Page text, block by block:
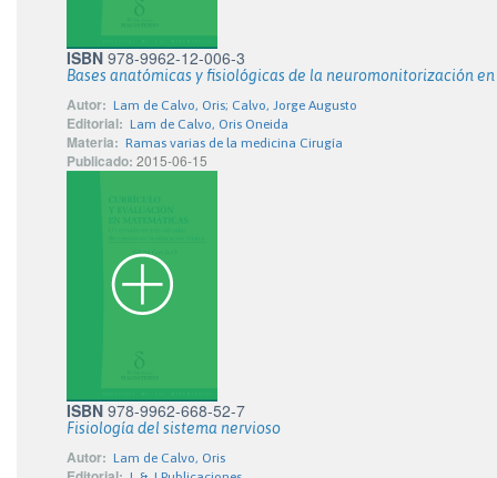
ISBN 978-9962-12-006-3
Bases anatómicas y fisiológicas de la neuromonitorización
Autor: Lam de Calvo, Oris; Calvo, Jorge Augusto
Editorial: Lam de Calvo, Oris Oneida
Materia: Ramas varias de la medicina Cirugía
Publicado: 2015-06-15
ISBN 978-9962-668-52-7
Fisiología del sistema nervioso
Autor: Lam de Calvo, Oris